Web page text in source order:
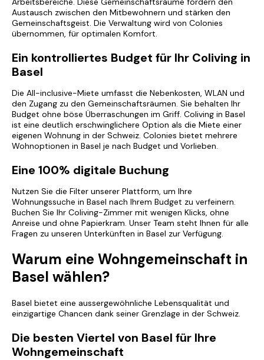
Austausch zwischen den Mitbewohnern und stärken den
Gemeinschaftsgeist. Die Verwaltung wird von Colonies
übernommen, für optimalen Komfort.
Ein kontrolliertes Budget für Ihr Coliving in
Basel
Die All-inclusive-Miete umfasst die Nebenkosten, WLAN und
den Zugang zu den Gemeinschaftsräumen. Sie behalten Ihr
Budget ohne böse Überraschungen im Griff. Coliving in Basel
ist eine deutlich erschwinglichere Option als die Miete einer
eigenen Wohnung in der Schweiz. Colonies bietet mehrere
Wohnoptionen in Basel je nach Budget und Vorlieben.
Eine 100% digitale Buchung
Nutzen Sie die Filter unserer Plattform, um Ihre
Wohnungssuche in Basel nach Ihrem Budget zu verfeinern.
Buchen Sie Ihr Coliving-Zimmer mit wenigen Klicks, ohne
Anreise und ohne Papierkram. Unser Team steht Ihnen für alle
Fragen zu unseren Unterkünften in Basel zur Verfügung.
Warum eine Wohngemeinschaft in
Basel wählen?
Basel bietet eine aussergewöhnliche Lebensqualität und
einzigartige Chancen dank seiner Grenzlage in der Schweiz.
Die besten Viertel von Basel für Ihre
Wohngemeinschaft